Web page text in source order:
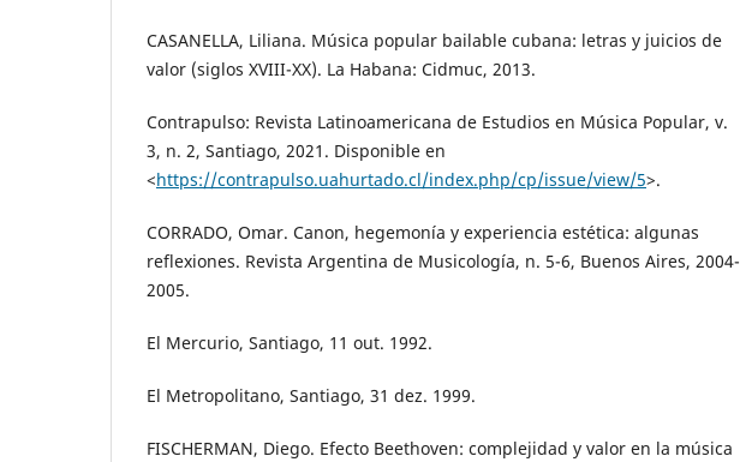
CASANELLA, Liliana. Música popular bailable cubana: letras y juicios de
valor (siglos XVIII-XX). La Habana: Cidmuc, 2013.
Contrapulso: Revista Latinoamericana de Estudios en Música Popular, v.
3, n. 2, Santiago, 2021. Disponible en
<https://contrapulso.uahurtado.cl/index.php/cp/issue/view/5>.
CORRADO, Omar. Canon, hegemonía y experiencia estética: algunas
reflexiones. Revista Argentina de Musicología, n. 5-6, Buenos Aires, 2004-
2005.
El Mercurio, Santiago, 11 out. 1992.
El Metropolitano, Santiago, 31 dez. 1999.
FISCHERMAN, Diego. Efecto Beethoven: complejidad y valor en la música